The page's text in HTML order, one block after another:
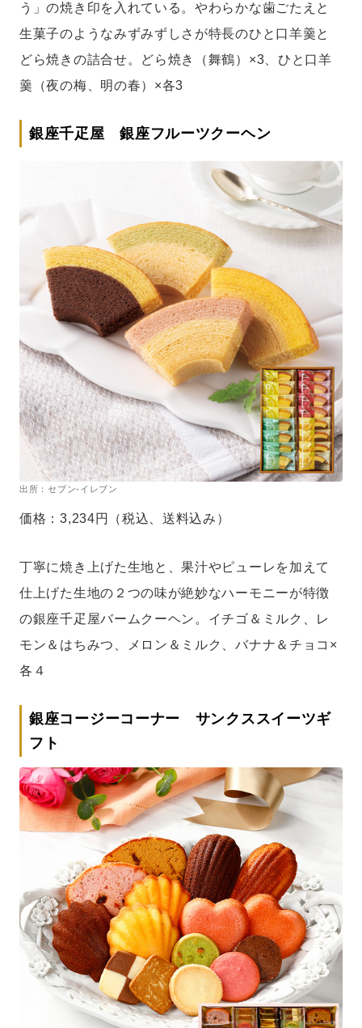
う」の焼き印を入れている。やわらかな歯ごたえと
生菓子のようなみずみずしさが特長のひと口羊羹と
どら焼きの詰合せ。どら焼き（舞鶴）×3、ひと口羊
羹（夜の梅、明の春）×各3
銀座千疋屋 銀座フルーツクーヘン
出所：セブン-イレブン
価格：3,234円（税込、送料込み）
丁寧に焼き上げた生地と、果汁やピューレを加えて
仕上げた生地の２つの味が絶妙なハーモニーが特徴
の銀座千疋屋バームクーヘン。イチゴ＆ミルク、レ
モン＆はちみつ、メロン＆ミルク、バナナ＆チョコ×
各４
銀座コージーコーナー サンクススイーツギ
フト